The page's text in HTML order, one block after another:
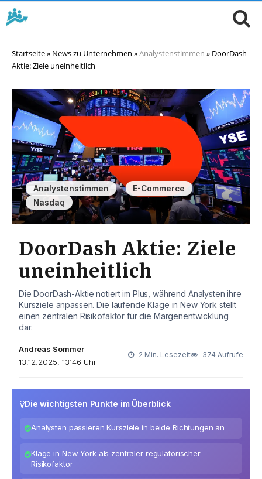
Startseite» News zu Unternehmen »Analystenstimmen » DoorDash
Aktie: Ziele uneinheitlich
Analystenstimmen , E-Commerce ,
Nasdaq
DoorDash Aktie: Ziele
uneinheitlich
Die DoorDash-Aktie notiert im Plus, während Analysten ihre
Kursziele anpassen. Die laufende Klage in New York stellt
einen zentralen Risikofaktor für die Margenentwicklung
dar.
Andreas Sommer
13.12.2025, 13:46 Uhr
2 Min. Lesezeit 374 Aufrufe
Die wichtigsten Punkte im Überblick
Analysten passieren Kursziele in beide Richtungen an
Klage in New York als zentraler regulatorischer
Risikofaktor